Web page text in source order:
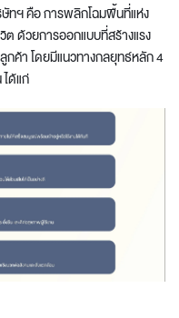
ทฯ คือ การพลิกโฉมพื้นที่แห่ง
ด้วยการออกแบบที่สร้างแรง
กค้า โดยมีแนวทางกลยุทธ์หลัก 4
ด้แก่